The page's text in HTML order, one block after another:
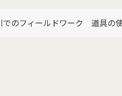
のフィールドワーク 道具の